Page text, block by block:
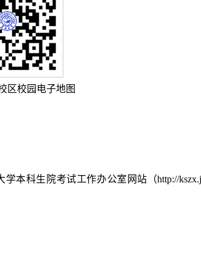
区校园电子地图
本科生院考试工作办公室网站（http://